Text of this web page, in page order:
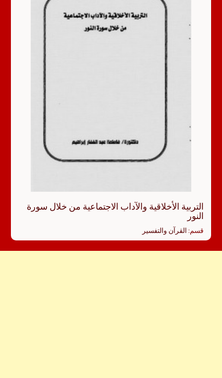
التربية الأخلاقية والآداب الاجتماعية من خلال سورة
النور
قسم: القرآن والتفسير